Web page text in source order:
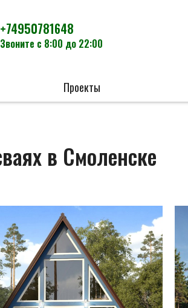
+74950781648
Звоните с 8:00 до 22:00
Проекты
в Смоленске